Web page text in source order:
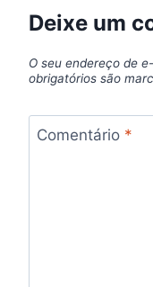
Deixe um
O seu endereço de
obrigatórios são
Comentário *